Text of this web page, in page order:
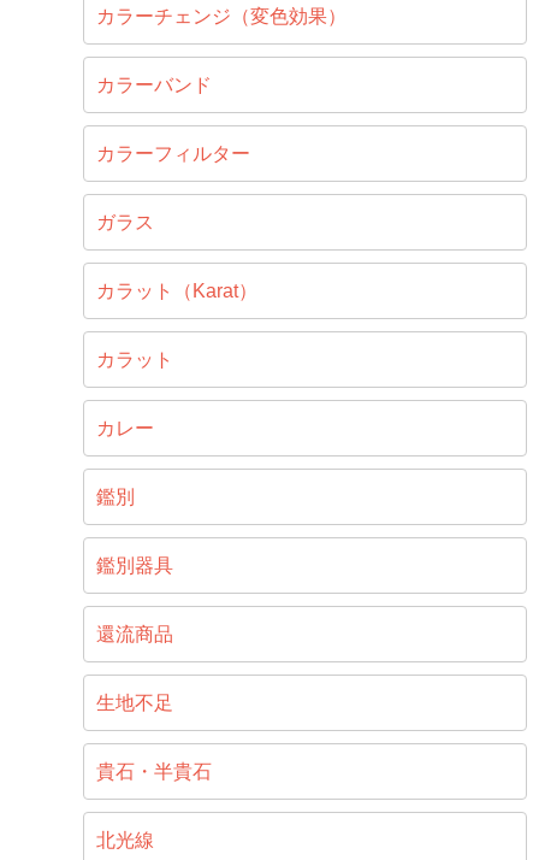
カラーチェンジ（変色効果）
カラーバンド
カラーフィルター
ガラス
カラット（Karat）
カラット
カレー
鑑別
鑑別器具
還流商品
生地不足
貴石・半貴石
北光線